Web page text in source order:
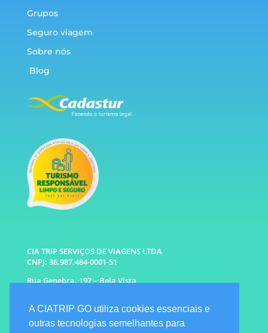
Grupos
Seguro viagem
Sobre nós
Blog
CIA TRIP SERVIÇOS DE VIAGENS LTDA
CNPJ: 36.987.484-0001-51
Rua Genebra, 197 – Bela Vista
WhatsApp: (11) 96333-6677 |
94341-1314
A CIATRIP GO utiliza cookies essenciais e
outras tecnologias semelhantes para